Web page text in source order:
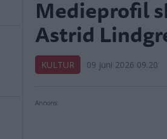
Medieprofil
Astrid
KULTUR 09 juni 2026 09.20
Annons: